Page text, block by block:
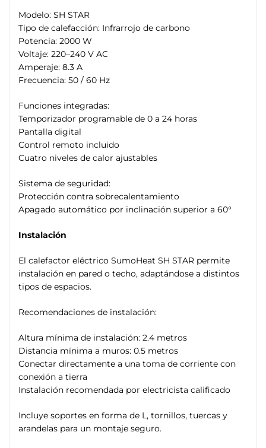
Modelo: SH STAR
Tipo de calefacción: Infrarrojo de carbono
Potencia: 2000 W
Voltaje: 220–240 V AC
Amperaje: 8.3 A
Frecuencia: 50 / 60 Hz
Funciones integradas:
Temporizador programable de 0 a 24 horas
Pantalla digital
Control remoto incluido
Cuatro niveles de calor ajustables
Sistema de seguridad:
Protección contra sobrecalentamiento
Apagado automático por inclinación superior a 60°
Instalación
El calefactor eléctrico SumoHeat SH STAR permite
instalación en pared o techo, adaptándose a distintos
tipos de espacios.
Recomendaciones de instalación:
Altura mínima de instalación: 2.4 metros
Distancia mínima a muros: 0.5 metros
Conectar directamente a una toma de corriente con
conexión a tierra
Instalación recomendada por electricista calificado
Incluye soportes en forma de L, tornillos, tuercas y
arandelas para un montaje seguro.